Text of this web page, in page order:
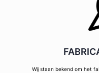
Wij staan bekend om het